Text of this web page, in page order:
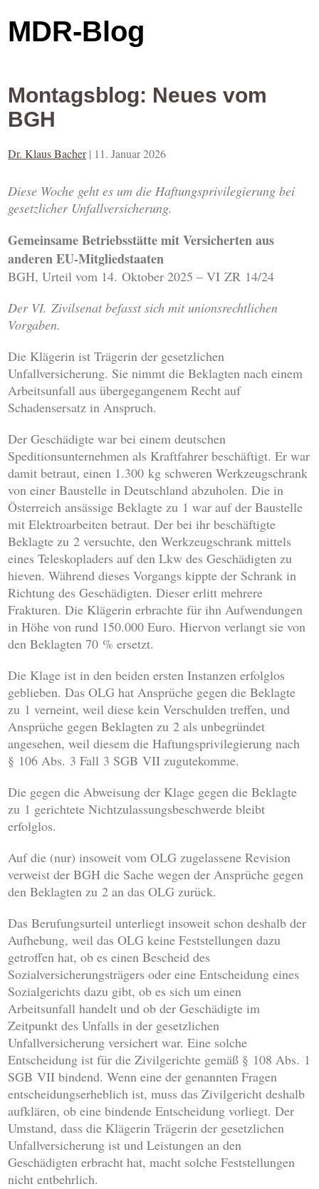
MDR-Blog
Montagsblog: Neues vom
BGH
Dr. Klaus Bacher | 11. Januar 2026
Diese Woche geht es um die Haftungsprivilegierung bei
gesetzlicher Unfallversicherung.
Gemeinsame Betriebsstätte mit Versicherten aus
anderen EU-Mitgliedstaaten
BGH, Urteil vom 14. Oktober 2025 – VI ZR 14/24
Der VI. Zivilsenat befasst sich mit unionsrechtlichen
Vorgaben.
Die Klägerin ist Trägerin der gesetzlichen
Unfallversicherung. Sie nimmt die Beklagten nach einem
Arbeitsunfall aus übergegangenem Recht auf
Schadensersatz in Anspruch.
Der Geschädigte war bei einem deutschen
Speditionsunternehmen als Kraftfahrer beschäftigt. Er war
damit betraut, einen 1.300 kg schweren Werkzeugschrank
von einer Baustelle in Deutschland abzuholen. Die in
Österreich ansässige Beklagte zu 1 war auf der Baustelle
mit Elektroarbeiten betraut. Der bei ihr beschäftigte
Beklagte zu 2 versuchte, den Werkzeugschrank mittels
eines Teleskopladers auf den Lkw des Geschädigten zu
hieven. Während dieses Vorgangs kippte der Schrank in
Richtung des Geschädigten. Dieser erlitt mehrere
Frakturen. Die Klägerin erbrachte für ihn Aufwendungen
in Höhe von rund 150.000 Euro. Hiervon verlangt sie von
den Beklagten 70 % ersetzt.
Die Klage ist in den beiden ersten Instanzen erfolglos
geblieben. Das OLG hat Ansprüche gegen die Beklagte
zu 1 verneint, weil diese kein Verschulden treffen, und
Ansprüche gegen Beklagten zu 2 als unbegründet
angesehen, weil diesem die Haftungsprivilegierung nach
§ 106 Abs. 3 Fall 3 SGB VII zugutekomme.
Die gegen die Abweisung der Klage gegen die Beklagte
zu 1 gerichtete Nichtzulassungsbeschwerde bleibt
erfolglos.
Auf die (nur) insoweit vom OLG zugelassene Revision
verweist der BGH die Sache wegen der Ansprüche gegen
den Beklagten zu 2 an das OLG zurück.
Das Berufungsurteil unterliegt insoweit schon deshalb der
Aufhebung, weil das OLG keine Feststellungen dazu
getroffen hat, ob es einen Bescheid des
Sozialversicherungsträgers oder eine Entscheidung eines
Sozialgerichts dazu gibt, ob es sich um einen
Arbeitsunfall handelt und ob der Geschädigte im
Zeitpunkt des Unfalls in der gesetzlichen
Unfallversicherung versichert war. Eine solche
Entscheidung ist für die Zivilgerichte gemäß § 108 Abs. 1
SGB VII bindend. Wenn eine der genannten Fragen
entscheidungserheblich ist, muss das Zivilgericht deshalb
aufklären, ob eine bindende Entscheidung vorliegt. Der
Umstand, dass die Klägerin Trägerin der gesetzlichen
Unfallversicherung ist und Leistungen an den
Geschädigten erbracht hat, macht solche Feststellungen
nicht entbehrlich.